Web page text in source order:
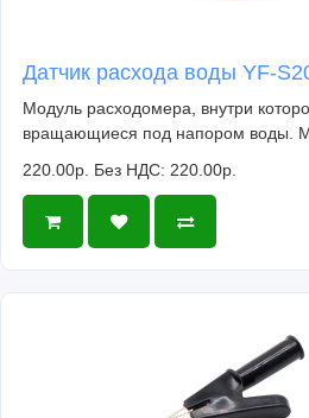
Датчик расхода воды YF-
Модуль расходомера, внутри
вращающиеся под напором воды.
220.00р. Без НДС: 220.00р.